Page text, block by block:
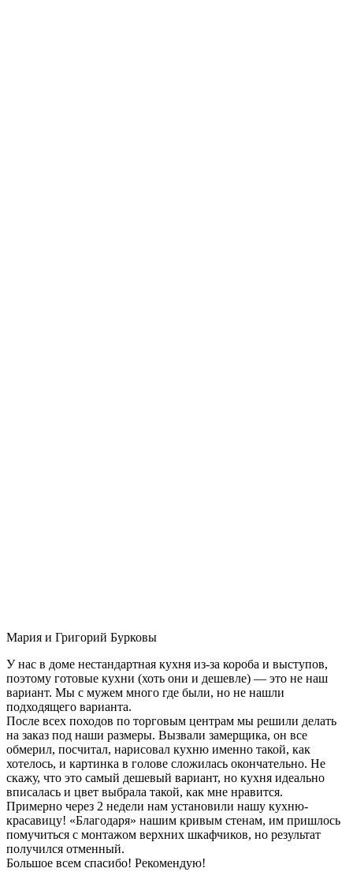
Мария и Григорий Бурковы
У нас в доме нестандартная кухня из-за короба и выступов,
поэтому готовые кухни (хоть они и дешевле) — это не наш
вариант. Мы с мужем много где были, но не нашли
подходящего варианта.
После всех походов по торговым центрам мы решили делать
на заказ под наши размеры. Вызвали замерщика, он все
обмерил, посчитал, нарисовал кухню именно такой, как
хотелось, и картинка в голове сложилась окончательно. Не
скажу, что это самый дешевый вариант, но кухня идеально
вписалась и цвет выбрала такой, как мне нравится.
Примерно через 2 недели нам установили нашу кухню-
красавицу! «Благодаря» нашим кривым стенам, им пришлось
помучиться с монтажом верхних шкафчиков, но результат
получился отменный.
Большое всем спасибо! Рекомендую!